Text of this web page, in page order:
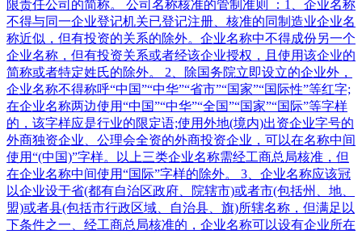
限责任公司的简称。 公司名称核准的管制准则 ：1、企业名称
不得与同一企业登记机关已登记注册、核准的同制造业企业名
称近似，但有投资的关系的除外。企业名称中不得成份另一个
企业名称，但有投资关系或者经该企业授权，且使用该企业的
简称或者特定姓氏的除外。 2、除国务院立即设立的企业外，
企业名称不得称呼“中国”“中华”“省市”“国家”“国际性”等红字;
在企业名称两边使用“中国”“中华”“全国”“国家”“国际”等字样
的，该字样应是行业的限定语;使用外地(境内)出资企业字号的
外商独资企业、公理会全资的外商投资企业，可以在名称中间
使用“(中国)”字样。以上三类企业名称需经工商总局核准，但
在企业名称中间使用“国际”字样的除外。 3、企业名称应该冠
以企业设于省(都有自治区政府、院辖市)或者市(包括州、地、
盟)或者县(包括市行政区域、自治县、旗)所辖名称，但满足以
下条件之一、经工商总局核准的，企业名称可以设有企业所在